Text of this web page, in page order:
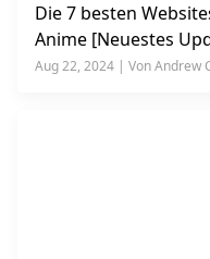
Die 7 besten
Anime [Neuestes
Aug 22, 2024 | Von Andrew